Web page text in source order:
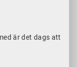
är det dags att